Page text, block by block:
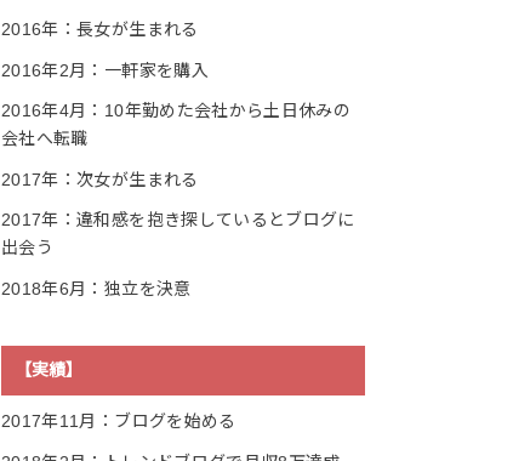
2016年：長女が生まれる
2016年2月：一軒家を購入
2016年4月：10年勤めた会社から土日休みの
会社へ転職
2017年：次女が生まれる
2017年：違和感を抱き探しているとブログに
出会う
2018年6月：独立を決意
【実績】
2017年11月：ブログを始める